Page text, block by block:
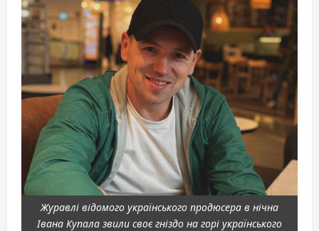
Журавлі відомого українського продюсера в нічна
Івана Купала звили своє гніздо на горі українського